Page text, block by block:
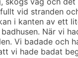
vid stranden
i kanten av ett
När vi
Vi badade och
vi hade badat